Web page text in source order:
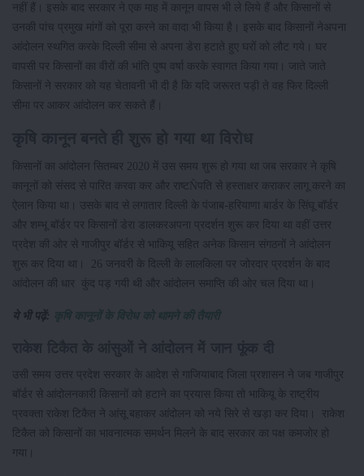
नहीं हैं। इसके बाद सरकार ने एक माह में कानून वापस भी ले लिये हैं और किसानों से
उनकी पांच प्रमुख मांगों को पूरा करने का वादा भी किया है। इसके बाद किसानों नेअपना
आंदोलन स्थगित करके दिल्ली सीमा से अपना डेरा हटाते हुए घरों को लौट गये। घर
वापसी पर किसानों का वीरों की भांति पुष्प वर्षा करके स्वागत किया गया। जाते जाते
किसानों ने सरकार को यह चेतावनी भी दी है कि यदि जरूरत पड़ी ते वह फिर दिल्ली
सीमा पर आकर आंदोलन कर सकते हैं।
किसानों का आंदोलन सितम्बर 2020 में उस समय शुरू हो गया था जब सरकार ने कृषि
कानूनों को संसद से पारित करवा कर और राष्टÑपति से हस्ताक्षर कराकर लागू करने का
ऐलान किया था। उसके बाद से लगातार दिल्ली के पंजाब-हरियाणा बार्डर के सिंघू बॉर्डर
और शम्भू बॉर्डर पर किसानों डेरा डालकरअपना प्रदर्शन शुरू कर दिया था वहीं उत्तर
प्रदेश की ओर से गाजीपुर बॉर्डर से भाकियू सहित अनेक किसान संगठनों ने आंदोलन
शुरू कर दिया था। 26 जनवरी के दिल्ली के लालकिला पर जोरदार प्रदर्शन के बाद
आंदोलन की धार कुंद पड़ गयी थी और आंदोलन समाप्ति की ओर चल दिया था।
ये भी पढ़ें: कृषि कानूनों के विरोध को थामने की तैयारी
उसी समय उत्तर प्रदेश सरकार के आदेश से गाजियाबाद जिला प्रशासन ने जब गाजीपुर
बॉर्डर से आंदोलनकारी किसानों को हटाने का प्रयास किया तो भाकियू के राष्ट्रीय
प्रवक्ता राकेश टिकैत ने आंसू बहाकर आंदोलन को नये सिरे से खड़ा कर दिया। राकेश
टिकैत को किसानों का भावनात्मक समर्थन मिलने के बाद सरकार का पक्ष कमजोर हो
गया।